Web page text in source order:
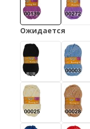
Ожидается